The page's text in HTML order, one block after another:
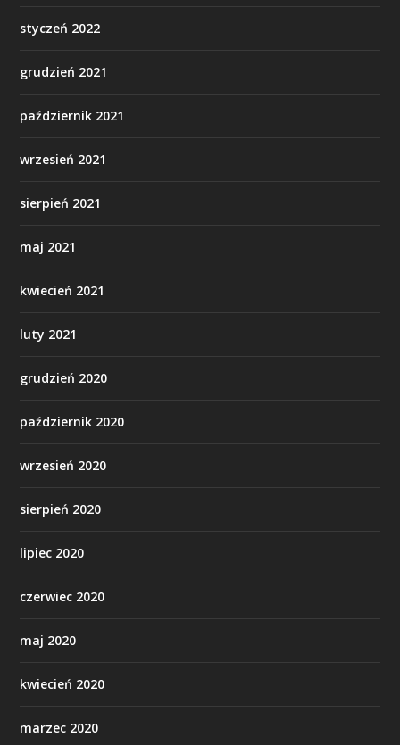
styczeń 2022
grudzień 2021
październik 2021
wrzesień 2021
sierpień 2021
maj 2021
kwiecień 2021
luty 2021
grudzień 2020
październik 2020
wrzesień 2020
sierpień 2020
lipiec 2020
czerwiec 2020
maj 2020
kwiecień 2020
marzec 2020